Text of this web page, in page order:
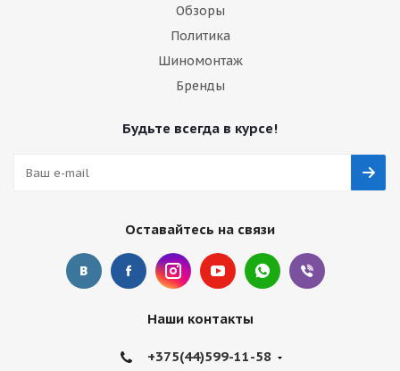
Обзоры
Политика
Шиномонтаж
Бренды
Будьте всегда в курсе!
Оставайтесь на связи
Наши контакты
+375(44)599-11-58